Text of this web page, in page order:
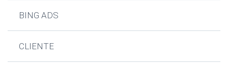
BING ADS
CLIENTE